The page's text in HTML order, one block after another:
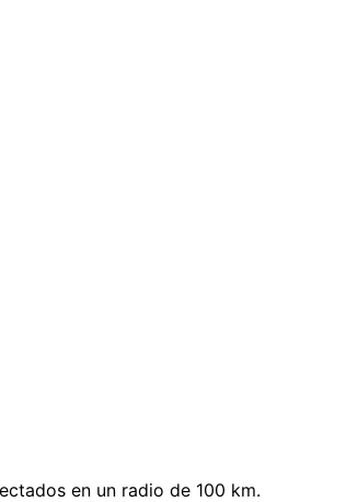
en un radio de 100 km.